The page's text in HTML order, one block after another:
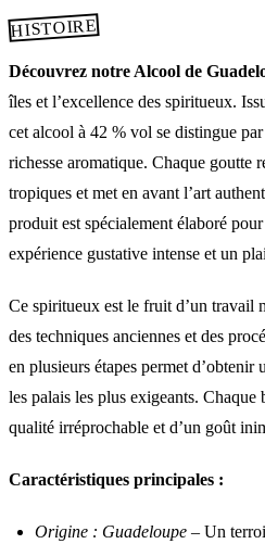
HISTOIRE
Découvrez notre Alcool de
îles et l’excellence des spiritueux.
cet alcool à 42 % vol se distingue
richesse aromatique. Chaque goutte
tropiques et met en avant l’art
produit est spécialement élaboré
expérience gustative intense et un
Ce spiritueux est le fruit d’un travail
des techniques anciennes et des
en plusieurs étapes permet
les palais les plus exigeants. Chaque
qualité irréprochable et d’un goût
Caractéristiques principales :
Origine : Guadeloupe – Un